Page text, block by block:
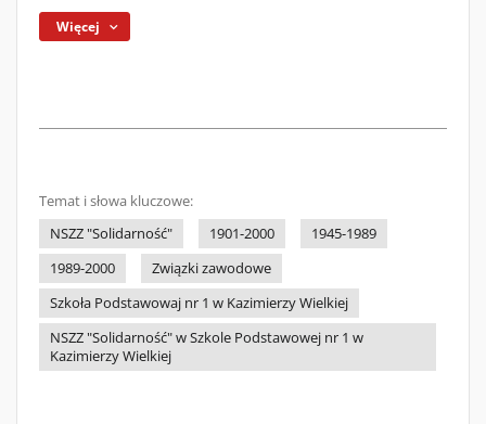
Więcej
Temat i słowa kluczowe:
NSZZ "Solidarność"
1901-2000
1945-1989
1989-2000
Związki zawodowe
Szkoła Podstawowaj nr 1 w Kazimierzy Wielkiej
NSZZ "Solidarność" w Szkole Podstawowej nr 1 w
Kazimierzy Wielkiej